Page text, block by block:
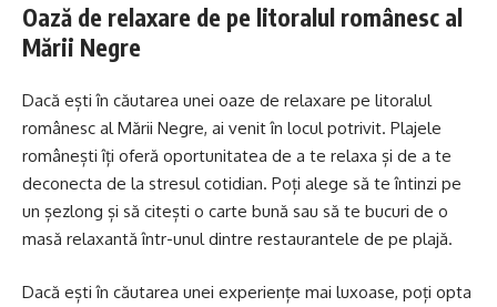
Oază de relaxare de pe litoralul românesc al
Mării Negre
Dacă ești în căutarea unei oaze de relaxare pe litoralul
românesc al Mării Negre, ai venit în locul potrivit. Plajele
românești îți oferă oportunitatea de a te relaxa și de a te
deconecta de la stresul cotidian. Poți alege să te întinzi pe
un șezlong și să citești o carte bună sau să te bucuri de o
masă relaxantă într-unul dintre restaurantele de pe plajă.
Dacă ești în căutarea unei experiențe mai luxoase, poți opta